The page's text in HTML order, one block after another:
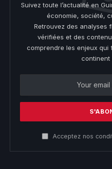
Suivez toute l’actualité en
économie, société,
Retrouvez des analyses
vérifiées et des
comprendre les enjeux qui
continent
Acceptez nos